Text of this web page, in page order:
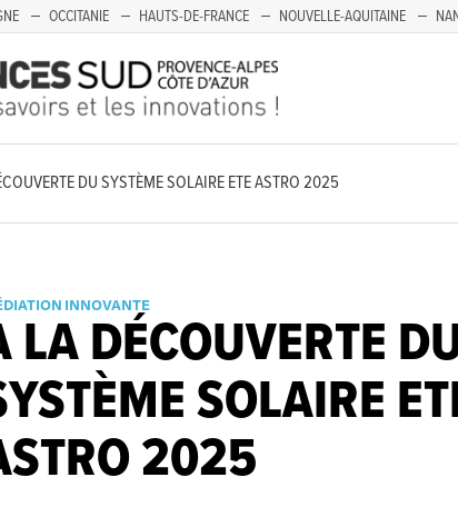
OCCITANIE HAUTS-DE-FRANCE NOUVELLE-AQUITAINE
DU SYSTÈME SOLAIRE ETE ASTRO 2025
INNOVANTE
LA DÉCOUVERTE
SOLAIRE
2025